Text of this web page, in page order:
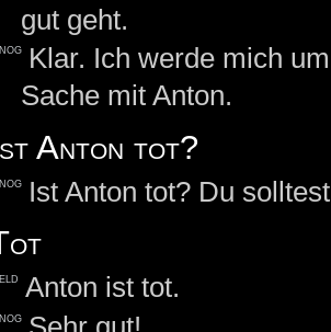
gut geht.
Klar. Ich werde mich
Sache mit Anton.
Anton tot?
Ist Anton tot? Du
Anton ist tot.